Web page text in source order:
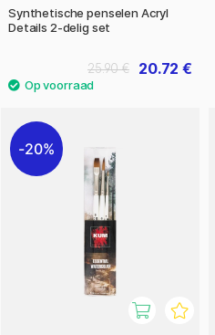
Synthetische penselen Acryl
Details 2-delig set
20.72 €
25.90 €
20%